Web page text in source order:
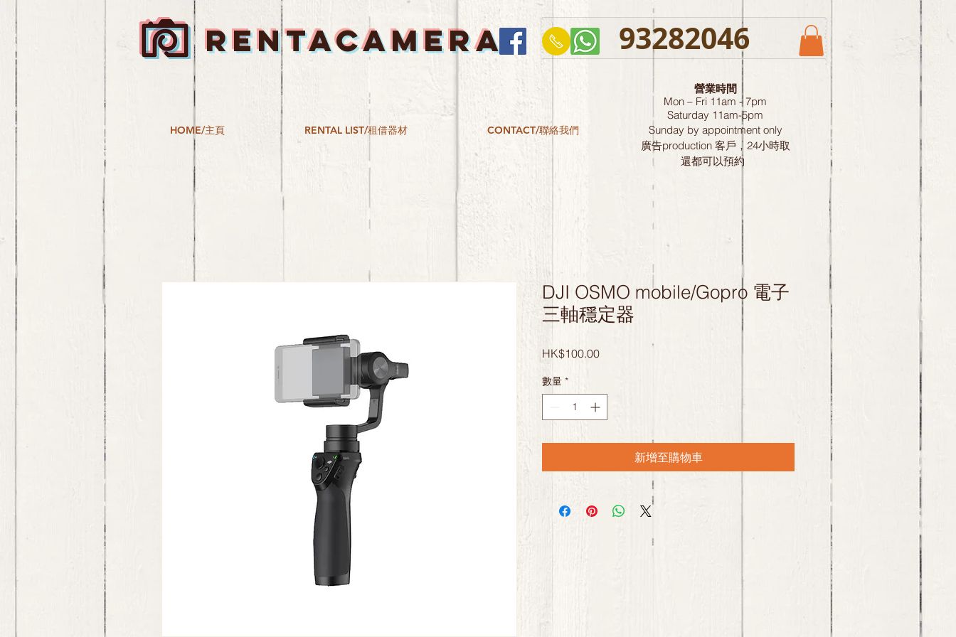
RENTACAMERA 93282046
HOME/主頁 RENTAL LIST/租借器材 CONTACT/聯絡我們
營業時間
Mon – Fri 11am - 7pm
Saturday 11am-5pm
Sunday by appointment only
廣告production 客戶，24小時取
還都可以預約
DJI OSMO mobile/Gopro 電子
三軸穩定器
HK$100.00價
數量 *
新增至購物車